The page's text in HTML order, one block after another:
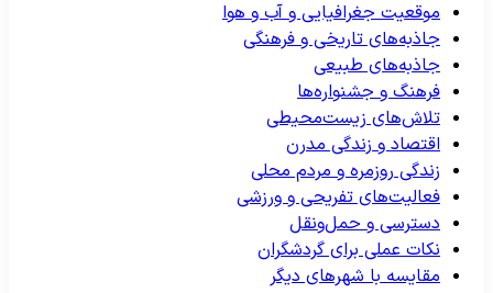
موقعیت جغرافیایی و آب و هوا
جاذبه‌های تاریخی و فرهنگی
جاذبه‌های طبیعی
فرهنگ و جشنواره‌ها
تلاش‌های زیست‌محیطی
اقتصاد و زندگی مدرن
زندگی روزمره و مردم محلی
فعالیت‌های تفریحی و ورزشی
دسترسی و حمل‌ونقل
نکات عملی برای گردشگران
مقایسه با شهرهای دیگر